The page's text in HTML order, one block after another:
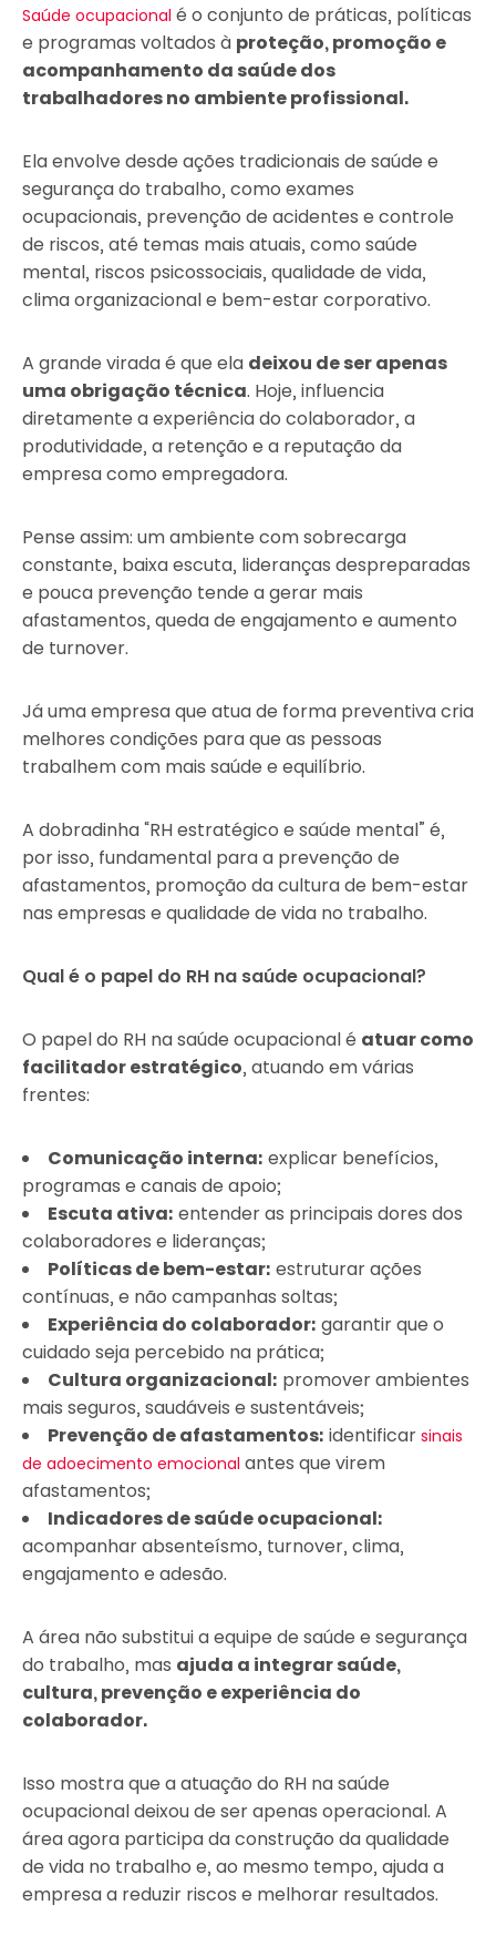
Saúde ocupacional é o conjunto de práticas, políticas
e programas voltados à proteção, promoção e
acompanhamento da saúde dos
trabalhadores no ambiente profissional.
Ela envolve desde ações tradicionais de saúde e
segurança do trabalho, como exames
ocupacionais, prevenção de acidentes e controle
de riscos, até temas mais atuais, como saúde
mental, riscos psicossociais, qualidade de vida,
clima organizacional e bem-estar corporativo.
A grande virada é que ela deixou de ser apenas
uma obrigação técnica. Hoje, influencia
diretamente a experiência do colaborador, a
produtividade, a retenção e a reputação da
empresa como empregadora.
Pense assim: um ambiente com sobrecarga
constante, baixa escuta, lideranças despreparadas
e pouca prevenção tende a gerar mais
afastamentos, queda de engajamento e aumento
de turnover.
Já uma empresa que atua de forma preventiva cria
melhores condições para que as pessoas
trabalhem com mais saúde e equilíbrio.
A dobradinha “RH estratégico e saúde mental” é,
por isso, fundamental para a prevenção de
afastamentos, promoção da cultura de bem-estar
nas empresas e qualidade de vida no trabalho.
Qual é o papel do RH na saúde ocupacional?
O papel do RH na saúde ocupacional é atuar como
facilitador estratégico, atuando em várias
frentes:
Comunicação interna: explicar benefícios,
programas e canais de apoio;
Escuta ativa: entender as principais dores dos
colaboradores e lideranças;
Políticas de bem-estar: estruturar ações
contínuas, e não campanhas soltas;
Experiência do colaborador: garantir que o
cuidado seja percebido na prática;
Cultura organizacional: promover ambientes
mais seguros, saudáveis e sustentáveis;
Prevenção de afastamentos: identificar sinais
de adoecimento emocional antes que virem
afastamentos;
Indicadores de saúde ocupacional:
acompanhar absenteísmo, turnover, clima,
engajamento e adesão.
A área não substitui a equipe de saúde e segurança
do trabalho, mas ajuda a integrar saúde,
cultura, prevenção e experiência do
colaborador.
Isso mostra que a atuação do RH na saúde
ocupacional deixou de ser apenas operacional. A
área agora participa da construção da qualidade
de vida no trabalho e, ao mesmo tempo, ajuda a
empresa a reduzir riscos e melhorar resultados.